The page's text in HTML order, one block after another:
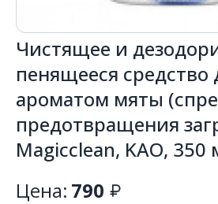
Чистящее и
пенящееся средство
ароматом мяты
предотвращения
Magiсclean, KAO, 350
Цена: 790